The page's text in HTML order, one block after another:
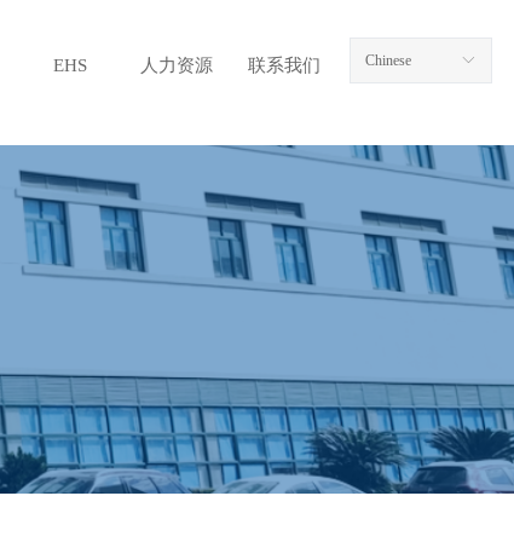
EHS 人力资源 联系我们 ꀅ
Chinese